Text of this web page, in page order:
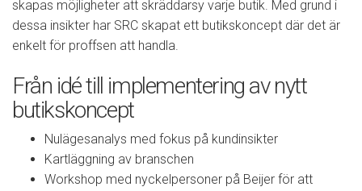
skapas möjligheter att skräddarsy varje butik. Med grund i
dessa insikter har SRC skapat ett butikskoncept där det är
enkelt för proffsen att handla.
Från idé till implementering av nytt
butikskoncept
Nulägesanalys med fokus på kundinsikter
Kartläggning av branschen
Workshop med nyckelpersoner på Beijer för att